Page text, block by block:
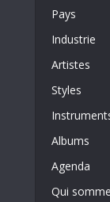
Pays
Industrie
Artistes
Styles
Albums
Agenda
Qui